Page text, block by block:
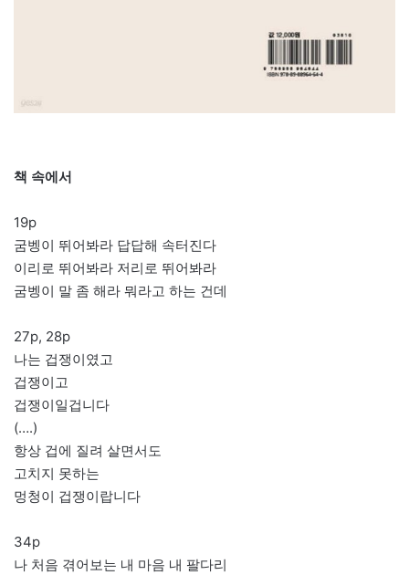
책 속에서
19p
굼벵이 뛰어봐라 답답해 속터진다
이리로 뛰어봐라 저리로 뛰어봐라
굼벵이 말 좀 해라 뭐라고 하는 건데
27p, 28p
나는 겁쟁이였고
겁쟁이고
겁쟁이일겁니다
(….)
항상 겁에 질려 살면서도
고치지 못하는
멍청이 겁쟁이랍니다
34p
나 처음 겪어보는 내 마음 내 팔다리